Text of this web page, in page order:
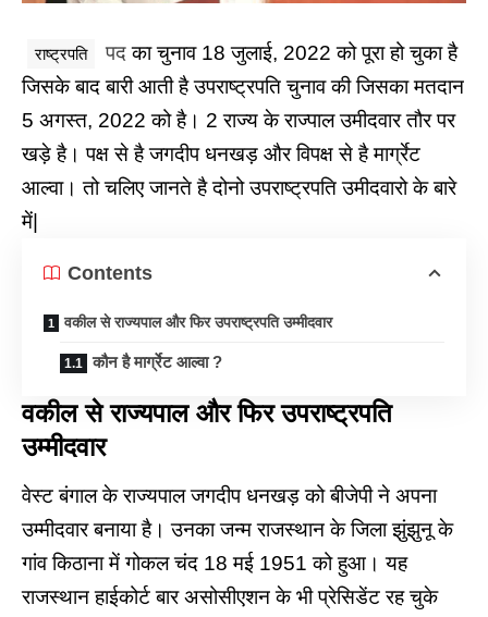
राष्ट्रपति पदका चुनाव 18 जुलाई, 2022 को पूरा हो चुका है
जिसके बाद बारी आती है उपराष्ट्रपति चुनाव की जिसका मतदान
5 अगस्त, 2022 को है। 2 राज्य के राज्पाल उमीदवार तौर पर
खड़े है। पक्ष से है जगदीप धनखड़ और विपक्ष से है मार्ग्रेट
आल्वा। तो चलिए जानते है दोनो उपराष्ट्रपति उमीदवारो के बारे
में|
Contents
वकील से राज्यपाल और फिर उपराष्ट्रपति उम्मीदवार
कौन है मार्ग्रेट आल्वा ?
वकील से राज्यपाल और फिर उपराष्ट्रपति
उम्मीदवार
वेस्ट बंगाल के राज्यपाल जगदीप धनखड़ को बीजेपी ने अपना
उम्मीदवार बनाया है। उनका जन्म राजस्थान के जिला झुंझुनू के
गांव किठाना में गोकल चंद 18 मई 1951 को हुआ। यह
राजस्थान हाईकोर्ट बार असोसीएशन के भी प्रेसिडेंट रह चुके